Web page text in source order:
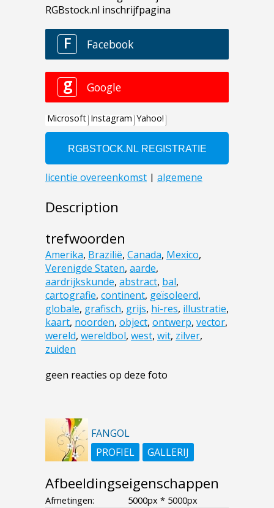
Description
trefwoorden
Amerika, Brazilië, Canada, Mexico,
Verenigde Staten, aarde,
aardrijkskunde, abstract, bal,
cartografie, continent, geïsoleerd,
globale, grafisch, grijs, hi-res, illustratie,
kaart, noorden, object, ontwerp, vector,
wereld, wereldbol, west, wit, zilver,
zuiden
geen reacties op deze foto
FANGOL
PROFIEL
GALLERIJ
Afbeeldingseigenschappen
Afmetingen:
5000px * 5000px